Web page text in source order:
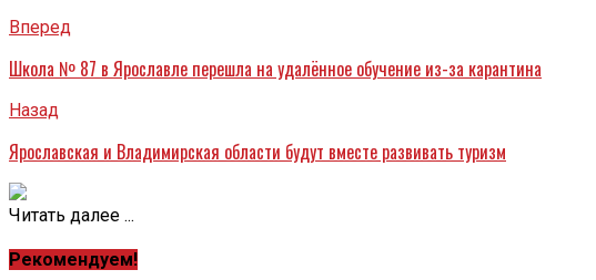
Вперед
Школа № 87 в Ярославле перешла на удалённое обучение из-за карантина
Назад
Ярославская и Владимирская области будут вместе развивать туризм
Читать далее ...
Рекомендуем!